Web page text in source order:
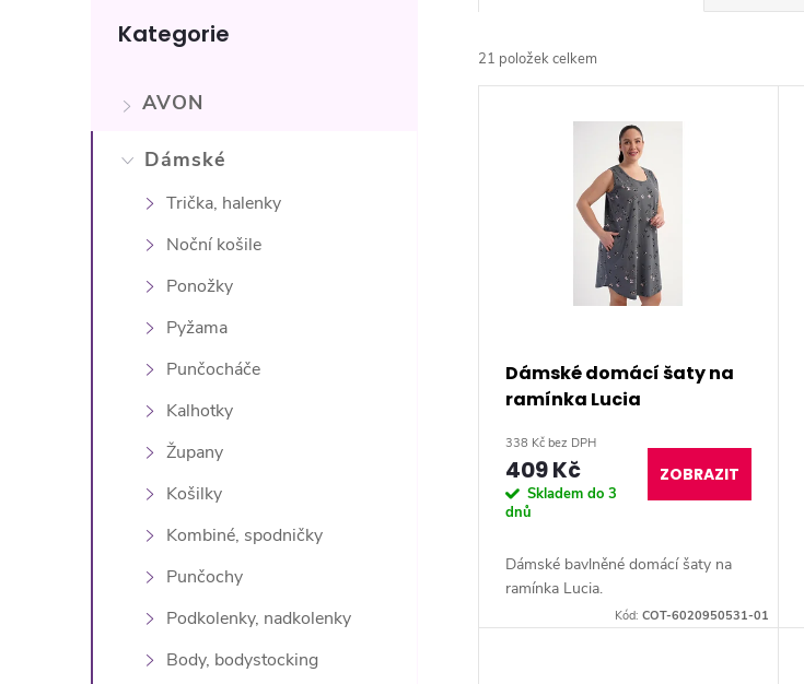
kategorie
Kategorie
AVON
Dámské
Trička, halenky
Noční košile
Ponožky
Pyžama
Punčocháče
Kalhotky
Župany
Košilky
Kombiné, spodničky
Punčochy
Podkolenky, nadkolenky
Body, bodystocking
a
z
t
21 položek celkem
Dámské domácí šaty na
ramínka Lucia
338 Kč bez DPH
409 Kč
Skladem do 3
dnů
ZOBRAZIT
Dámské bavlněné domácí šaty na
ramínka Lucia.
Kód:COT-6020950531-01